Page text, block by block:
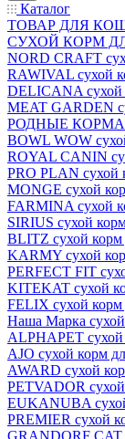
Каталог
ТОВАР ДЛЯ
СУХОЙ КОРМ
NORD CRAFT
RAWIVAL сухой
DELICANA сухой
MEAT GARDEN
РОДНЫЕ КОРМА
BOWL WOW
ROYAL CANIN
PRO PLAN сухой
MONGE сухой
FARMINA сухой
SIRIUS сухой
BLITZ сухой корм
KARMY сухой
PERFECT FIT
KITEKAT сухой
FELIX сухой корм
Наша Марка
ALPHAPET
AJO сухой корм
AWARD сухой
PETVADOR
EUKANUBA
PREMIER сухой
GRANDORF CAT